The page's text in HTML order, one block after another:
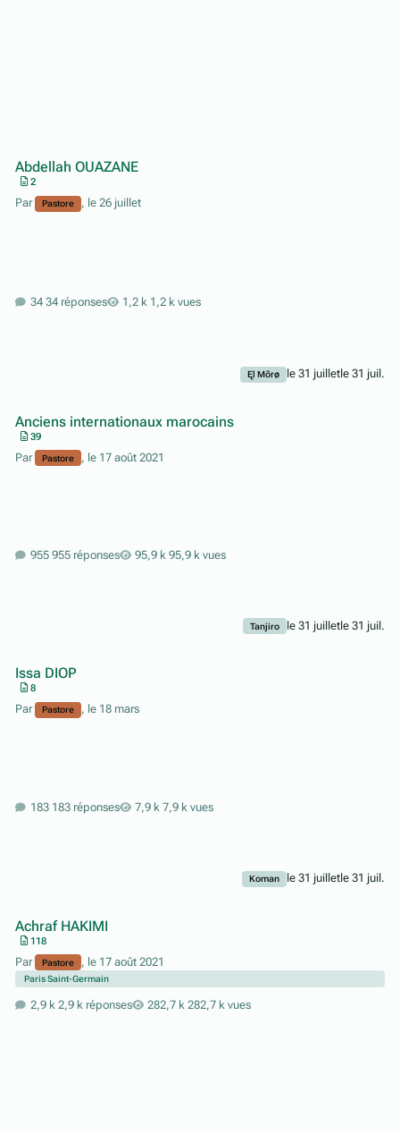
Abdellah OUAZANE
2
Par Pastore , le 26 juillet
34 réponses 1,2 k vues
Ęl Mõrø le 31 juilletle 31 juil.
Anciens internationaux marocains
39
Par Pastore , le 17 août 2021
955 réponses 95,9 k vues
Tanjiro le 31 juilletle 31 juil.
Issa DIOP
8
Par Pastore , le 18 mars
183 réponses 7,9 k vues
Koman le 31 juilletle 31 juil.
Achraf HAKIMI
118
Par Pastore , le 17 août 2021
Paris Saint-Germain
2,9 k réponses 282,7 k vues